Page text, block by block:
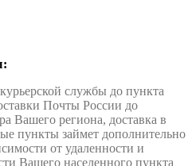
службы до пункта
Почты России до
Вашего региона, доставка в
пункты займет дополнительно
от удаленности и
Вашего населенного пункта